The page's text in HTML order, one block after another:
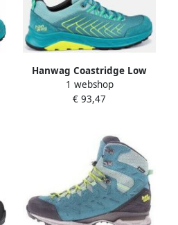
Hanwag Coastridge Low
Lady Multisportschoenen
turkoois
1 webshop
€ 93,47